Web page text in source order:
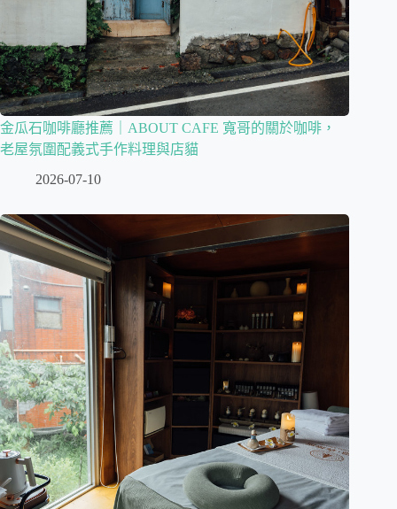
金瓜石咖啡廳推薦｜ABOUT CAFE 寬哥的關於咖啡，
老屋氛圍配義式手作料理與店貓
2026-07-10